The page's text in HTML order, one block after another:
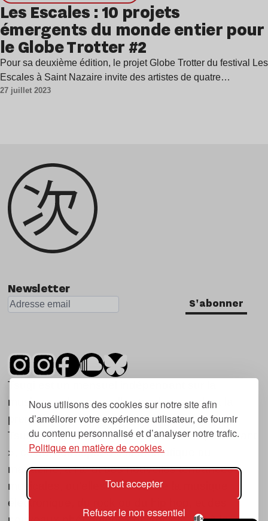
Nous utilisons des cookies sur notre site afin
d’améliorer votre expérience utilisateur, de fournir
du contenu personnalisé et d’analyser notre trafic.
Politique en matière de cookies.
Tout accepter
Refuser le non essentiel
Les Escales : 10 projets
émergents du monde entier pour
le Globe Trotter #2
Pour sa deuxième édition, le projet Globe Trotter du festival Les
Escales à Saint Nazaire invite des artistes de quatre…
27 juillet 2023
Newsletter
S'abonner
Tsugi est un mensuel indépendant sur la
musique et les nouvelles tendances, dont la
première parution date de 2007.
Tsugi en japonais signifie « prochain », « suivant
», ce qui correspond à la thématique du
magazine, à l’affût des nouvelles tendances
musicales, qu’elles viennent de la musique
électronique, du rock ou du hip hop, et des